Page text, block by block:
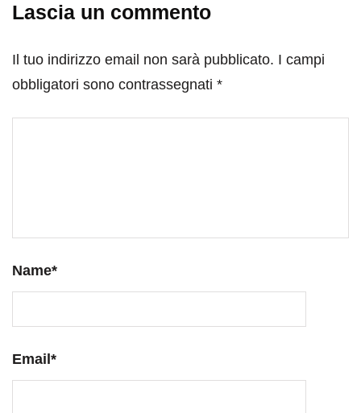
Lascia un commento
Il tuo indirizzo email non sarà pubblicato. I campi
obbligatori sono contrassegnati *
Name*
Email *